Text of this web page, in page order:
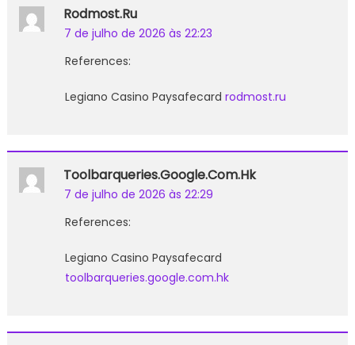
Rodmost.ru
7 de julho de 2026 às 22:23
References:
Legiano Casino Paysafecard rodmost.ru
Toolbarqueries.google.com.hk
7 de julho de 2026 às 22:29
References:
Legiano Casino Paysafecard
toolbarqueries.google.com.hk